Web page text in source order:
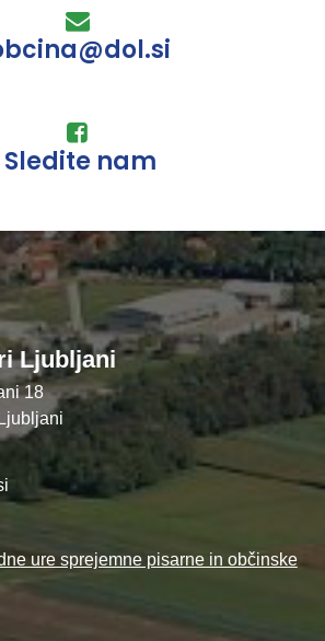
Sledite nam
Ljubljani
18
ure sprejemne pisarne in občinske